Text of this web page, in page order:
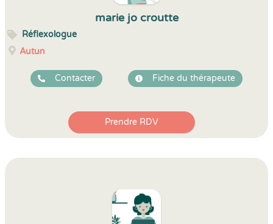
marie jo croutte
Réflexologue
Autun
Contacter Fiche du thérapeute
Prendre RDV